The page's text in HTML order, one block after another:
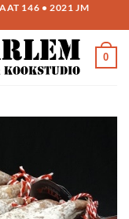
146 • 2021 JM
0